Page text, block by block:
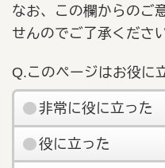
なお、この欄からのご
せんのでご了承ください
Q.このページはお役に
非常に役に立った
役に立った